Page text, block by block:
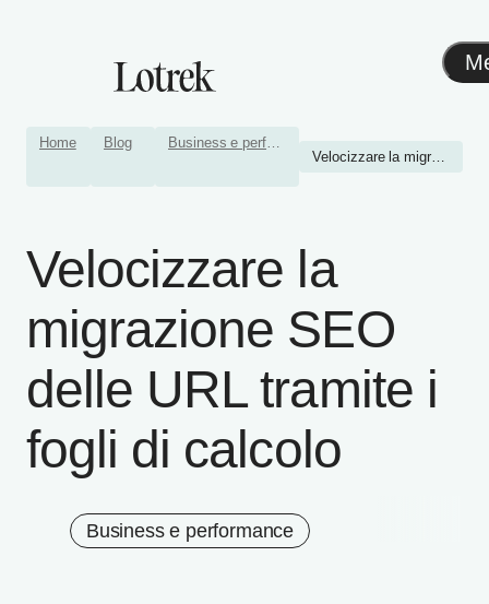
Home Blog
Business e performance
Velocizzare la migrazione ...
Velocizzare la
migrazione SEO
delle URL tramite i
fogli di calcolo
Business e performance